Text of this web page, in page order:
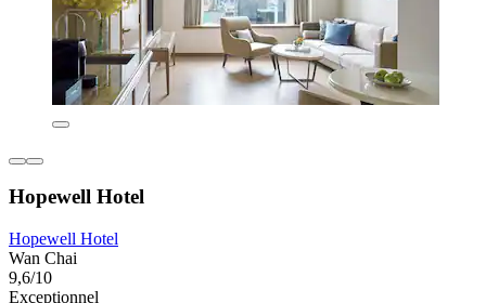
Hopewell Hotel
Hopewell Hotel
Wan Chai
9,6/10
Exceptionnel